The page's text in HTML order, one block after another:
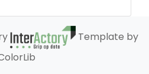
Template by